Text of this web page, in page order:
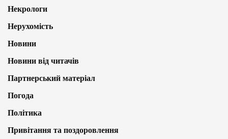
Некрологи
Нерухомість
Новини
Новини від читачів
Партнерський матеріал
Погода
Політика
Привітання та поздоровлення